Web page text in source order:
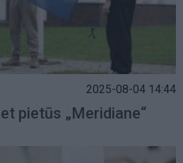
2025-08-04 14:44
pietūs „Meridiane“